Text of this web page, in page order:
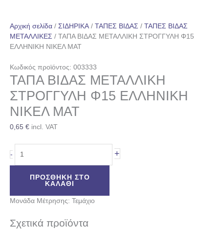
Αρχική σελίδα / ΣΙΔΗΡΙΚΑ / ΤΑΠΕΣ ΒΙΔΑΣ / ΤΑΠΕΣ ΒΙΔΑΣ
ΜΕΤΑΛΛΙΚΕΣ / ΤΑΠΑ ΒΙΔΑΣ ΜΕΤΑΛΛΙΚΗ ΣΤΡΟΓΓΥΛΗ Φ15
ΕΛΛΗΝΙΚΗ ΝΙΚΕΛ ΜΑΤ
Κωδικός προϊόντος: 003333
ΤΑΠΑ ΒΙΔΑΣ ΜΕΤΑΛΛΙΚΗ
ΣΤΡΟΓΓΥΛΗ Φ15 ΕΛΛΗΝΙΚΗ
ΝΙΚΕΛ ΜΑΤ
0,65 € incl. VAT
- +
ΠΡΟΣΘΉΚΗ ΣΤΟ
ΚΑΛΆΘΙ
Μονάδα Μέτρησης: Τεμάχιο
Σχετικά προϊόντα